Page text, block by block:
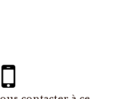
contacter à ce